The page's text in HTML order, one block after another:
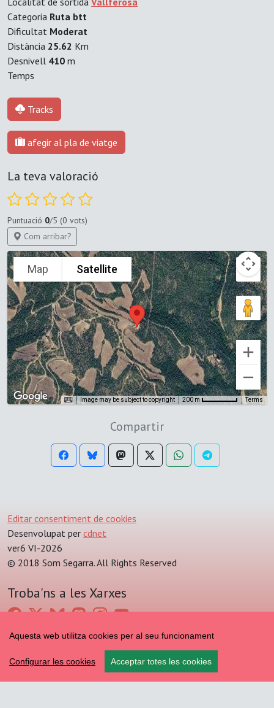
Aquesta web utilitza cookies per al seu funcionament
Configurar les cookies Acceptar totes les cookies
Categoria Ruta btt
Dificultat Moderat
Distància 25.62 Km
Desnivell 410 m
Temps
Tracks
afegir al pla de viatge
La teva valoració
Puntuació 0/5 (0 vots)
Com arribar?
Map Satellite
Image may be subject to copyright 200 m Terms
Compartir
Editar consentiment de cookies
Desenvolupat per cdnet
ver6 VI-2026
© 2018 Som Segarra. All Rights Reserved
Troba'ns a les Xarxes